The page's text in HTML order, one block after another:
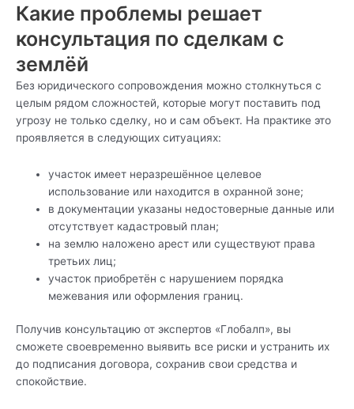
Какие проблемы решает
консультация по сделкам с
землёй
Без юридического сопровождения можно столкнуться с
целым рядом сложностей, которые могут поставить под
угрозу не только сделку, но и сам объект. На практике это
проявляется в следующих ситуациях:
участок имеет неразрешённое целевое
использование или находится в охранной зоне;
в документации указаны недостоверные данные или
отсутствует кадастровый план;
на землю наложено арест или существуют права
третьих лиц;
участок приобретён с нарушением порядка
межевания или оформления границ.
Получив консультацию от экспертов «Глобалп», вы
сможете своевременно выявить все риски и устранить их
до подписания договора, сохранив свои средства и
спокойствие.